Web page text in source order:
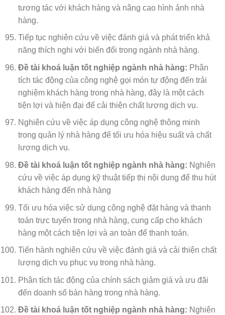
tương tác với khách hàng và nâng cao hình ảnh nhà
hàng.
Tiếp tục nghiên cứu về việc đánh giá và phát triển khả
năng thích nghi với biến đổi trong ngành nhà hàng.
Đề tài khoá luận tốt nghiệp ngành nhà hàng: Phân
tích tác động của công nghệ gọi món tự động đến trải
nghiệm khách hàng trong nhà hàng, đây là một cách
tiện lợi và hiện đại để cải thiện chất lượng dịch vụ.
Nghiên cứu về việc áp dụng công nghệ thông minh
trong quản lý nhà hàng để tối ưu hóa hiệu suất và chất
lượng dịch vụ.
Đề tài khoá luận tốt nghiệp ngành nhà hàng: Nghiên
cứu về việc áp dụng kỹ thuật tiếp thị nội dung để thu hút
khách hàng đến nhà hàng
Tối ưu hóa việc sử dụng công nghệ đặt hàng và thanh
toán trực tuyến trong nhà hàng, cung cấp cho khách
hàng một cách tiện lợi và an toàn để thanh toán.
Tiến hành nghiên cứu về việc đánh giá và cải thiện chất
lượng dịch vụ phục vụ trong nhà hàng.
Phân tích tác động của chính sách giảm giá và ưu đãi
đến doanh số bán hàng trong nhà hàng.
Đề tài khoá luận tốt nghiệp ngành nhà hàng: Nghiên